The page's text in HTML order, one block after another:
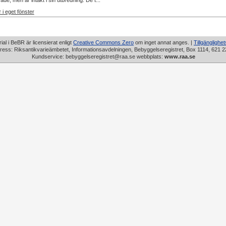
i eget fönster
i BeBR är licensierat enligt Creative Commons Zero om inget annat anges. |
Riksantikvarieämbetet, Informationsavdelningen, Bebyggelseregistret, Box 1114, 621
Kundservice: bebyggelseregistret@raa.se webbplats: www.raa.se